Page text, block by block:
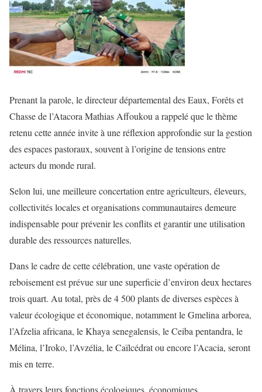
Prenant la parole, le directeur départemental des Eaux, Forêts et
Chasse de l’Atacora Mathias Affoukou a rappelé que le thème
retenu cette année invite à une réflexion approfondie sur la gestion
des espaces pastoraux, souvent à l’origine de tensions entre
acteurs du monde rural.
Selon lui, une meilleure concertation entre agriculteurs, éleveurs,
collectivités locales et organisations communautaires demeure
indispensable pour prévenir les conflits et garantir une utilisation
durable des ressources naturelles.
Dans le cadre de cette célébration, une vaste opération de
reboisement est prévue sur une superficie d’environ deux hectares
trois quart. Au total, près de 4 500 plants de diverses espèces à
valeur écologique et économique, notamment le Gmelina arborea,
l’Afzelia africana, le Khaya senegalensis, le Ceiba pentandra, le
Mélina, l’Iroko, l’Avzélia, le Caïlcédrat ou encore l’Acacia, seront
mis en terre.
À travers leurs fonctions écologiques, économiques,